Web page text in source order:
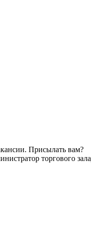
Присылать вам?
торгового зала